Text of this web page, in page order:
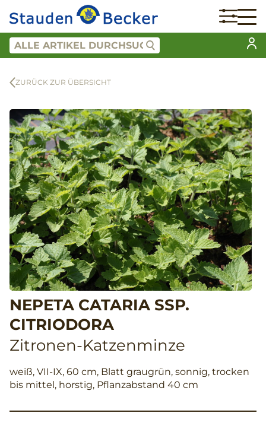
ZURÜCK ZUR ÜBERSICHT
NEPETA CATARIA SSP.
CITRIODORA
Zitronen-Katzenminze
weiß, VII-IX, 60 cm, Blatt graugrün, sonnig, trocken
bis mittel, horstig, Pflanzabstand 40 cm